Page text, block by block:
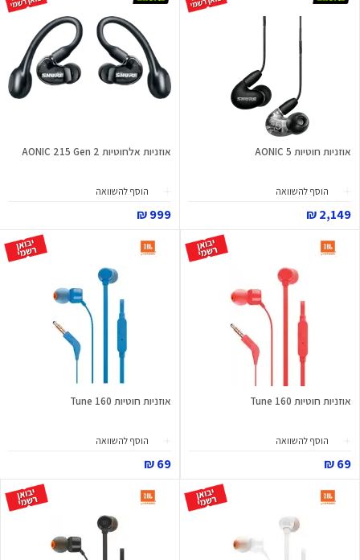
אוזניות חוטיות AONIC 5
הוסף להשוואה
2,149 ₪
אוזניות אלחוטיות AONIC 215 Gen 2
הוסף להשוואה
999 ₪
אוזניות חוטיות Tune 160
הוסף להשוואה
69 ₪
אוזניות חוטיות Tune 160
הוסף להשוואה
69 ₪